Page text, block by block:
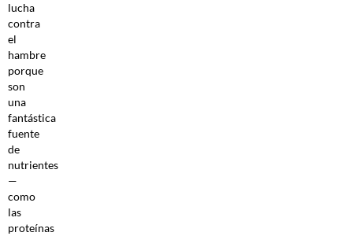
lucha
contra
el
hambre
porque
son
una
fantástica
fuente
de
nutrientes
—
como
las
proteínas